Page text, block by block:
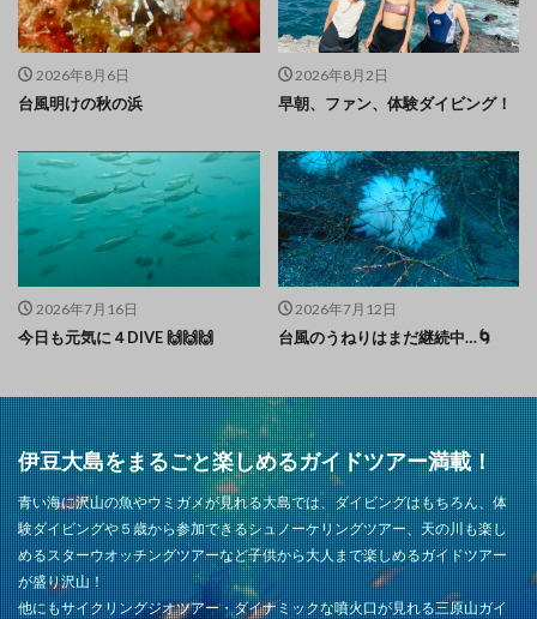
2026年8月6日
台風明けの秋の浜
2026年8月2日
早朝、ファン、体験ダイビング！
2026年7月16日
今日も元気に４DIVE 🙌🙌🙌
2026年7月12日
台風のうねりはまだ継続中…🌀
伊豆大島をまるごと楽しめるガイドツアー満載！
青い海に沢山の魚やウミガメが見れる大島では、ダイビングはもちろん、体
験ダイビングや５歳から参加できるシュノーケリングツアー、天の川も楽し
めるスターウオッチングツアーなど子供から大人まで楽しめるガイドツアー
が盛り沢山！
他にもサイクリングジオツアー・ダイナミックな噴火口が見れる三原山ガイ